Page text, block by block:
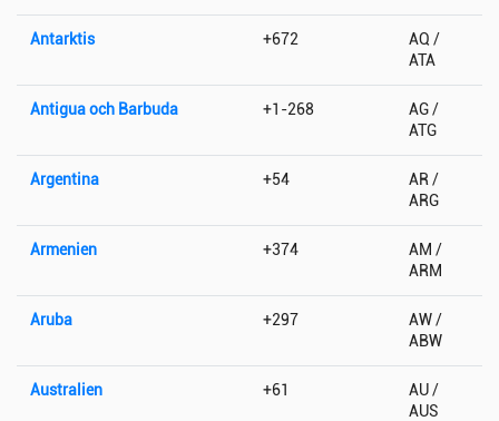
Antarktis +672
AQ /
ATA
Antigua och Barbuda +1-268
AG /
ATG
Argentina +54
AR /
ARG
Armenien +374
AM /
ARM
Aruba +297
AW /
ABW
Australien +61
AU /
AUS